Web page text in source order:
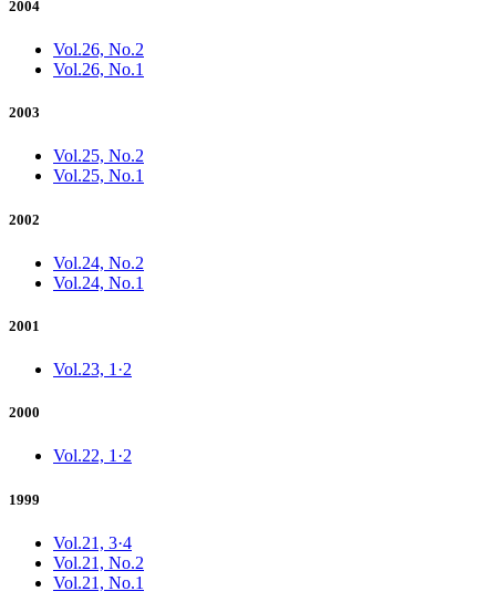
2004
Vol.26, No.2
Vol.26, No.1
2003
Vol.25, No.2
Vol.25, No.1
2002
Vol.24, No.2
Vol.24, No.1
2001
Vol.23, 1·2
2000
Vol.22, 1·2
1999
Vol.21, 3·4
Vol.21, No.2
Vol.21, No.1